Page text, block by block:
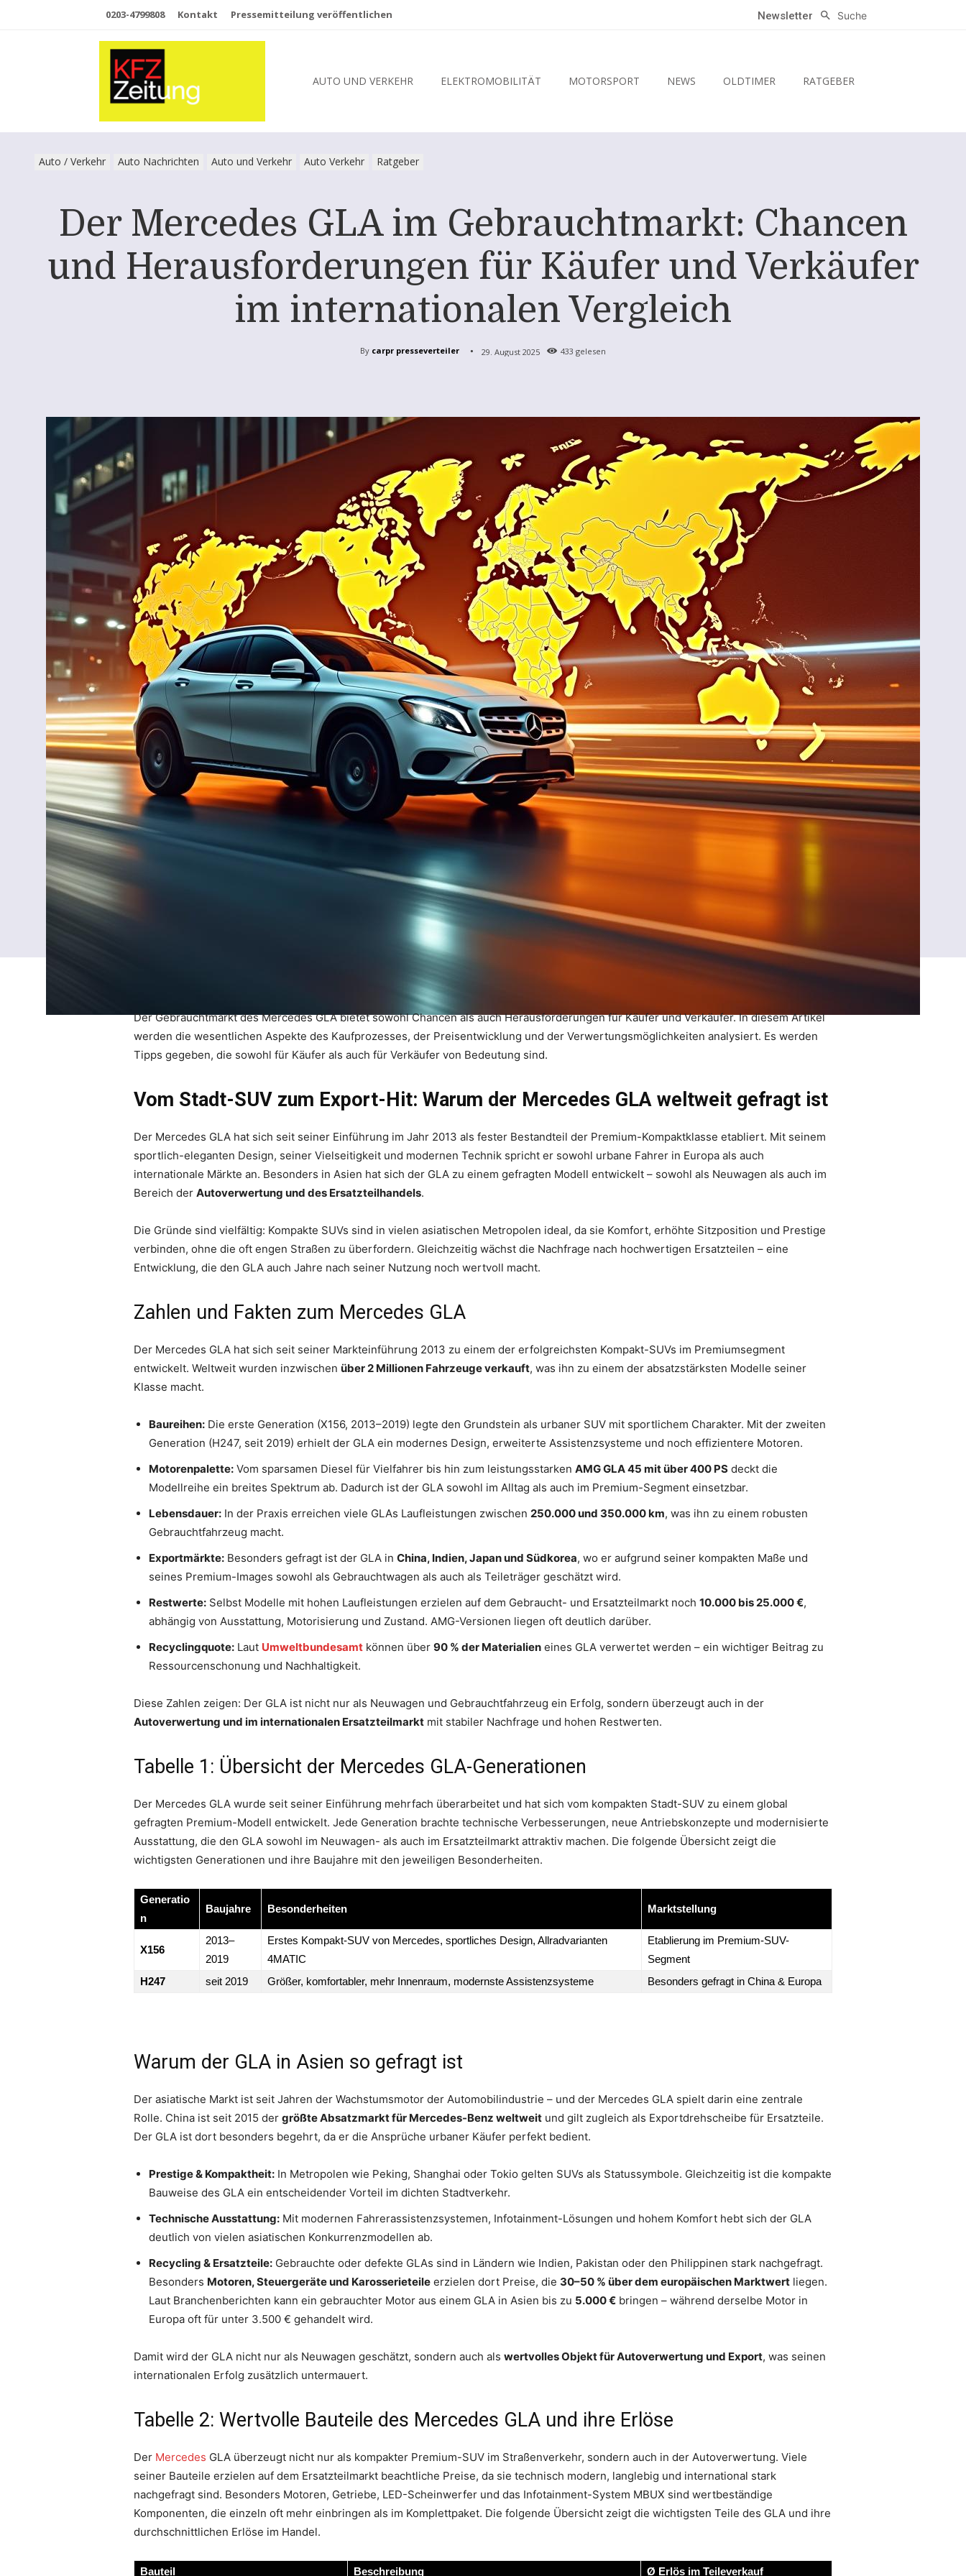
0203-4799808 Kontakt Pressemitteilung veröffentlichen Newsletter Suche
AUTO UND VERKEHR ELEKTROMOBILITÄT MOTORSPORT NEWS OLDTIMER RATGEBER
Auto / Verkehr Auto Nachrichten Auto und Verkehr Auto Verkehr Ratgeber
Der Mercedes GLA im Gebrauchtmarkt: Chancen
und Herausforderungen für Käufer und Verkäufer
im internationalen Vergleich
By carpr presseverteiler 29. August 2025 433 gelesen
Der Gebrauchtmarkt des Mercedes GLA bietet sowohl Chancen als auch Herausforderungen für Käufer und Verkäufer. In diesem Artikel
werden die wesentlichen Aspekte des Kaufprozesses, der Preisentwicklung und der Verwertungsmöglichkeiten analysiert. Es werden
Tipps gegeben, die sowohl für Käufer als auch für Verkäufer von Bedeutung sind.
Vom Stadt-SUV zum Export-Hit: Warum der Mercedes GLA weltweit gefragt ist
Der Mercedes GLA hat sich seit seiner Einführung im Jahr 2013 als fester Bestandteil der Premium-Kompaktklasse etabliert. Mit seinem
sportlich-eleganten Design, seiner Vielseitigkeit und modernen Technik spricht er sowohl urbane Fahrer in Europa als auch
internationale Märkte an. Besonders in Asien hat sich der GLA zu einem gefragten Modell entwickelt – sowohl als Neuwagen als auch im
Bereich der Autoverwertung und des Ersatzteilhandels.
Die Gründe sind vielfältig: Kompakte SUVs sind in vielen asiatischen Metropolen ideal, da sie Komfort, erhöhte Sitzposition und Prestige
verbinden, ohne die oft engen Straßen zu überfordern. Gleichzeitig wächst die Nachfrage nach hochwertigen Ersatzteilen – eine
Entwicklung, die den GLA auch Jahre nach seiner Nutzung noch wertvoll macht.
Zahlen und Fakten zum Mercedes GLA
Der Mercedes GLA hat sich seit seiner Markteinführung 2013 zu einem der erfolgreichsten Kompakt-SUVs im Premiumsegment
entwickelt. Weltweit wurden inzwischen über 2 Millionen Fahrzeuge verkauft, was ihn zu einem der absatzstärksten Modelle seiner
Klasse macht.
Baureihen: Die erste Generation (X156, 2013–2019) legte den Grundstein als urbaner SUV mit sportlichem Charakter. Mit der zweiten
Generation (H247, seit 2019) erhielt der GLA ein modernes Design, erweiterte Assistenzsysteme und noch effizientere Motoren.
Motorenpalette: Vom sparsamen Diesel für Vielfahrer bis hin zum leistungsstarken AMG GLA 45 mit über 400 PS deckt die
Modellreihe ein breites Spektrum ab. Dadurch ist der GLA sowohl im Alltag als auch im Premium-Segment einsetzbar.
Lebensdauer: In der Praxis erreichen viele GLAs Laufleistungen zwischen 250.000 und 350.000 km, was ihn zu einem robusten
Gebrauchtfahrzeug macht.
Exportmärkte: Besonders gefragt ist der GLA in China, Indien, Japan und Südkorea, wo er aufgrund seiner kompakten Maße und
seines Premium-Images sowohl als Gebrauchtwagen als auch als Teileträger geschätzt wird.
Restwerte: Selbst Modelle mit hohen Laufleistungen erzielen auf dem Gebraucht- und Ersatzteilmarkt noch 10.000 bis 25.000 €,
abhängig von Ausstattung, Motorisierung und Zustand. AMG-Versionen liegen oft deutlich darüber.
Recyclingquote: Laut Umweltbundesamt können über 90 % der Materialien eines GLA verwertet werden – ein wichtiger Beitrag zu
Ressourcenschonung und Nachhaltigkeit.
Diese Zahlen zeigen: Der GLA ist nicht nur als Neuwagen und Gebrauchtfahrzeug ein Erfolg, sondern überzeugt auch in der
Autoverwertung und im internationalen Ersatzteilmarkt mit stabiler Nachfrage und hohen Restwerten.
Tabelle 1: Übersicht der Mercedes GLA-Generationen
Der Mercedes GLA wurde seit seiner Einführung mehrfach überarbeitet und hat sich vom kompakten Stadt-SUV zu einem global
gefragten Premium-Modell entwickelt. Jede Generation brachte technische Verbesserungen, neue Antriebskonzepte und modernisierte
Ausstattung, die den GLA sowohl im Neuwagen- als auch im Ersatzteilmarkt attraktiv machen. Die folgende Übersicht zeigt die
wichtigsten Generationen und ihre Baujahre mit den jeweiligen Besonderheiten.
Generatio
n
Baujahre Besonderheiten Marktstellung
X156
2013–
2019
Erstes Kompakt-SUV von Mercedes, sportliches Design, Allradvarianten
4MATIC
Etablierung im Premium-SUV-
Segment
H247
seit 2019 Größer, komfortabler, mehr Innenraum, modernste Assistenzsysteme Besonders gefragt in China & Europa
Warum der GLA in Asien so gefragt ist
Der asiatische Markt ist seit Jahren der Wachstumsmotor der Automobilindustrie – und der Mercedes GLA spielt darin eine zentrale
Rolle. China ist seit 2015 der größte Absatzmarkt für Mercedes-Benz weltweit und gilt zugleich als Exportdrehscheibe für Ersatzteile.
Der GLA ist dort besonders begehrt, da er die Ansprüche urbaner Käufer perfekt bedient.
Prestige & Kompaktheit: In Metropolen wie Peking, Shanghai oder Tokio gelten SUVs als Statussymbole. Gleichzeitig ist die kompakte
Bauweise des GLA ein entscheidender Vorteil im dichten Stadtverkehr.
Technische Ausstattung: Mit modernen Fahrerassistenzsystemen, Infotainment-Lösungen und hohem Komfort hebt sich der GLA
deutlich von vielen asiatischen Konkurrenzmodellen ab.
Recycling & Ersatzteile: Gebrauchte oder defekte GLAs sind in Ländern wie Indien, Pakistan oder den Philippinen stark nachgefragt.
Besonders Motoren, Steuergeräte und Karosserieteile erzielen dort Preise, die 30–50 % über dem europäischen Marktwert liegen.
Laut Branchenberichten kann ein gebrauchter Motor aus einem GLA in Asien bis zu 5.000 € bringen – während derselbe Motor in
Europa oft für unter 3.500 € gehandelt wird.
Damit wird der GLA nicht nur als Neuwagen geschätzt, sondern auch als wertvolles Objekt für Autoverwertung und Export, was seinen
internationalen Erfolg zusätzlich untermauert.
Tabelle 2: Wertvolle Bauteile des Mercedes GLA und ihre Erlöse
Der Mercedes GLA überzeugt nicht nur als kompakter Premium-SUV im Straßenverkehr, sondern auch in der Autoverwertung. Viele
seiner Bauteile erzielen auf dem Ersatzteilmarkt beachtliche Preise, da sie technisch modern, langlebig und international stark
nachgefragt sind. Besonders Motoren, Getriebe, LED-Scheinwerfer und das Infotainment-System MBUX sind wertbeständige
Komponenten, die einzeln oft mehr einbringen als im Komplettpaket. Die folgende Übersicht zeigt die wichtigsten Teile des GLA und ihre
durchschnittlichen Erlöse im Handel.
Bauteil Beschreibung Ø Erlös im Teileverkauf